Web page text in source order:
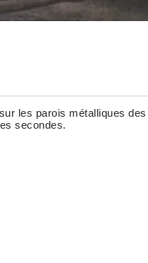
les parois métalliques
secondes.